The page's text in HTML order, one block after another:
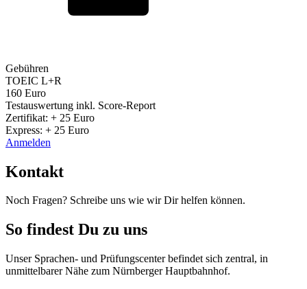
Gebühren
TOEIC L+R
160 Euro
Testauswertung inkl. Score-Report
Zertifikat: + 25 Euro
Express: + 25 Euro
Anmelden
Kontakt
Noch Fragen? Schreibe uns wie wir Dir helfen können.
So findest Du zu uns
Unser Sprachen- und Prüfungscenter befindet sich zentral, in
unmittelbarer Nähe zum Nürnberger Hauptbahnhof.